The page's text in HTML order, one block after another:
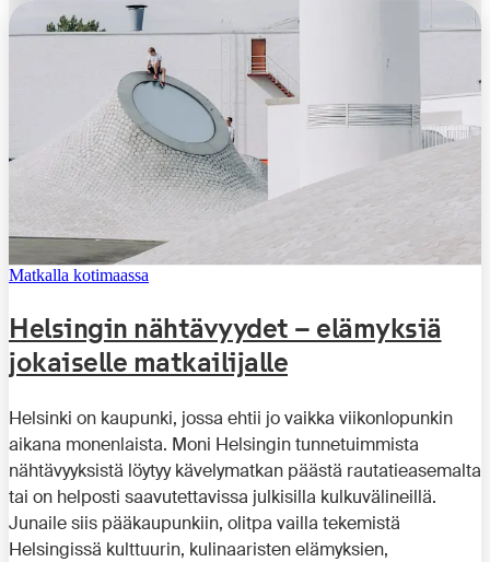
Matkalla kotimaassa
Helsingin nähtävyydet – elämyksiä
jokaiselle matkailijalle
Helsinki on kaupunki, jossa ehtii jo vaikka viikonlopunkin
aikana monenlaista. Moni Helsingin tunnetuimmista
nähtävyyksistä löytyy kävelymatkan päästä rautatieasemalta
tai on helposti saavutettavissa julkisilla kulkuvälineillä.
Junaile siis pääkaupunkiin, olitpa vailla tekemistä
Helsingissä kulttuurin, kulinaaristen elämyksien,